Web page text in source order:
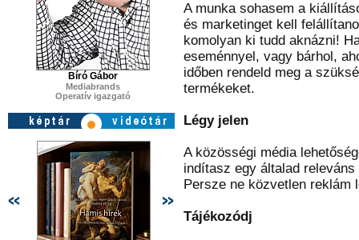
Bíró Gábor
Mediabrands
Operatív igazgató
A munka sohasem a
és marketinget kell
komolyan ki tudd aknázni!
eseménnyel, vagy bárhol,
időben rendeld meg a
termékeket.
Légy jelen
A közösségi média
indítasz egy általad
Persze ne közvetlen
Tájékozódj